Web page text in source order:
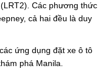
Các phương thức
cả hai đều là duy
ứng dụng đặt xe ô tô
phá Manila.